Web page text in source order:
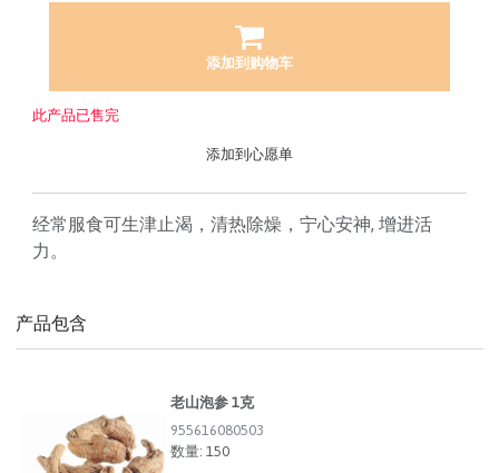
添加到购物车
此产品已售完
添加到心愿单
经常服食可生津止渴，清热除燥，宁心安神, 增进活
力。
产品包含
老山泡参 1克
955616080503
数量: 150